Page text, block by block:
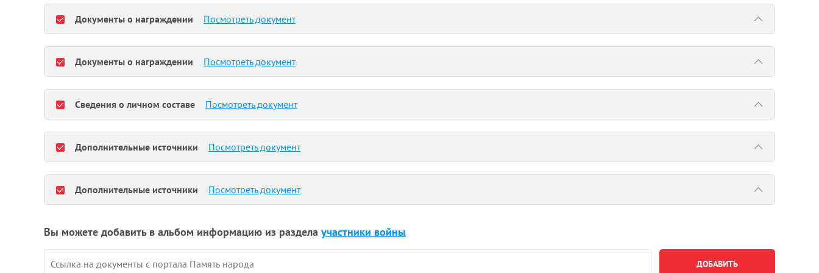
Документы о награждении Посмотреть документ
Документы о награждении Посмотреть документ
Сведения о личном составе Посмотреть документ
Дополнительные источники Посмотреть документ
Дополнительные источники Посмотреть документ
Вы можете добавить в альбом информацию из раздела участники войны